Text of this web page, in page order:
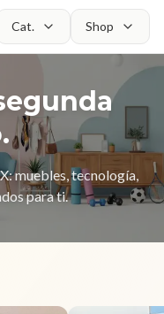
Cat. Shop
muebles, tecnología,
para ti.